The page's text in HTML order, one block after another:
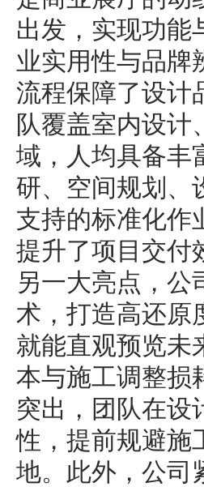
出发，实现功能
业实用性与品牌
流程保障了设计
队覆盖室内设
域，人均具备丰
研、空间规划、
支持的标准化作
提升了项目交付
另一大亮点，公
术，打造高还原
就能直观预览未
本与施工调整损
突出，团队在设
性，提前规避施
地。此外，公司